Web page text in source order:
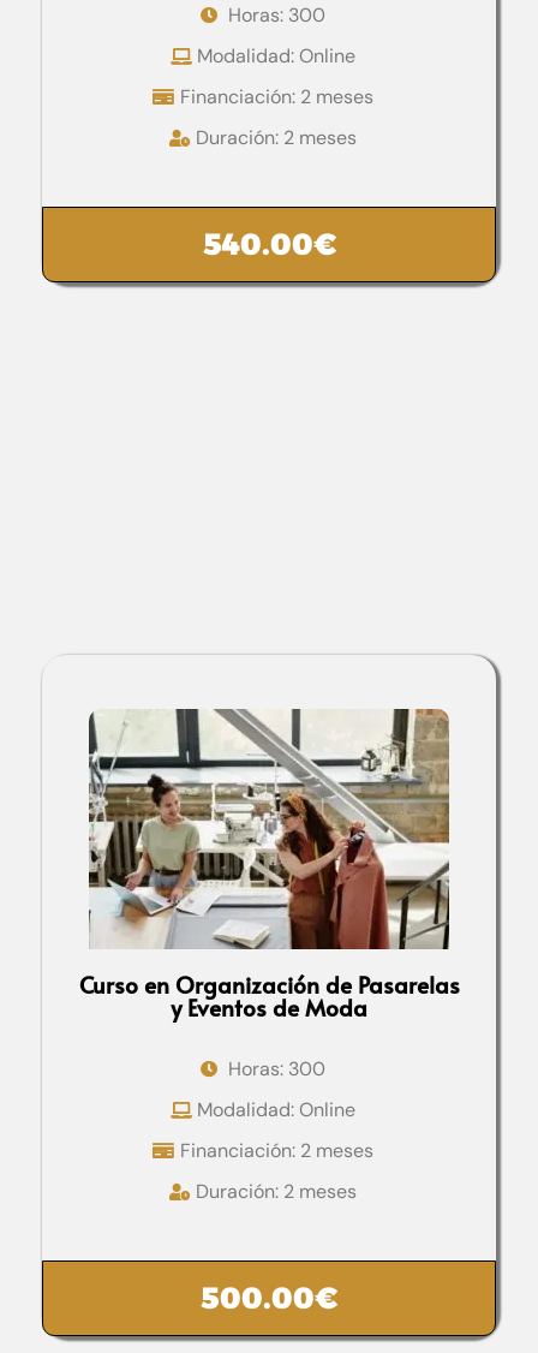
Horas: 300
Modalidad: Online
Financiación: 2 meses
Duración: 2 meses
540.00€
Curso en Organización de Pasarelas
y Eventos de Moda
Horas: 300
Modalidad: Online
Financiación: 2 meses
Duración: 2 meses
500.00€